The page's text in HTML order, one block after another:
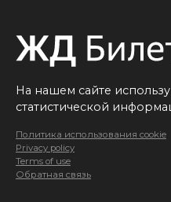
На нашем сайте
статистической
Политика использования cookie
Privacy policy
Terms of use
Обратная связь